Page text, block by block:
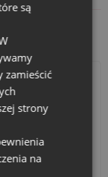
bawełniane
są
zamieścić
strony
na